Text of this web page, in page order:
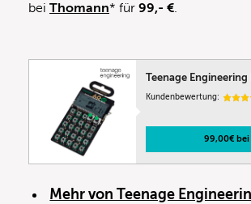
bei Thomann* für 99,- €.
Teenage
Kundenbewertung:
99,00€ bei
Mehr von Teenage